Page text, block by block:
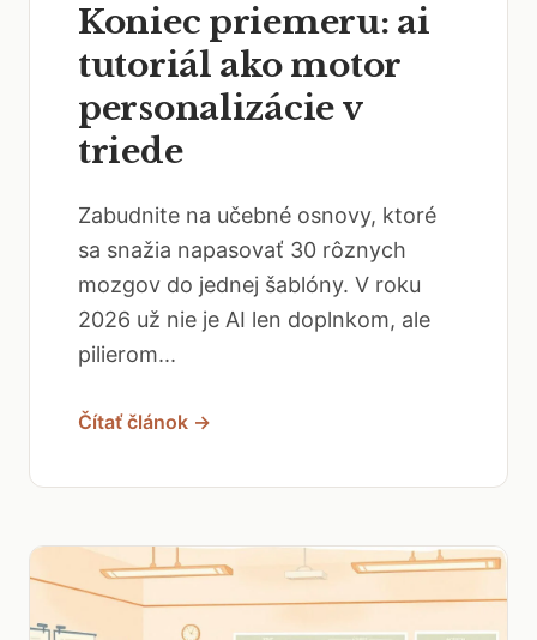
Koniec priemeru: ai
tutoriál ako motor
personalizácie v
triede
Zabudnite na učebné osnovy, ktoré
sa snažia napasovať 30 rôznych
mozgov do jednej šablóny. V roku
2026 už nie je AI len doplnkom, ale
pilierom...
Čítať článok →